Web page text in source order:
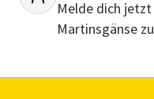
Melde dich
Martinsgänse